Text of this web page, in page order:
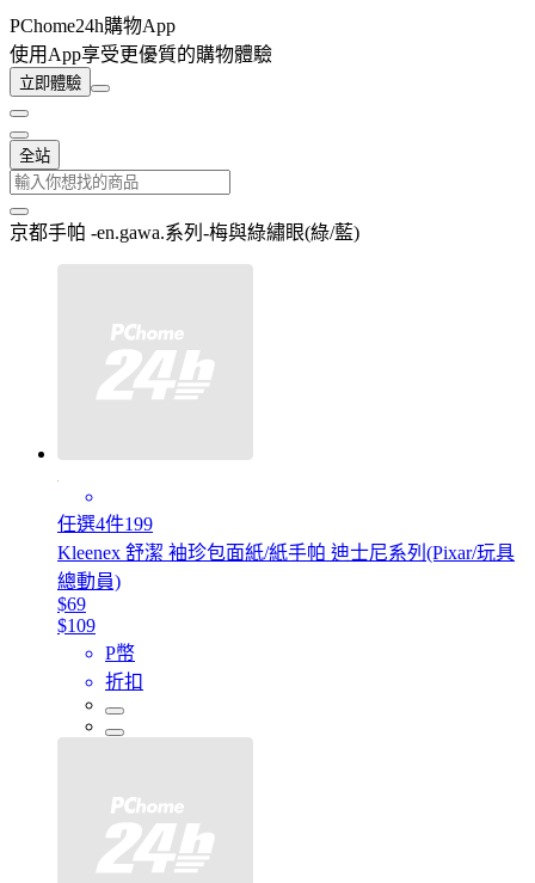
PChome24h購物App
使用App享受更優質的購物體驗
立即體驗
全站
京都手帕 -en.gawa.系列-梅與綠繡眼(綠/藍)
任選4件199
Kleenex 舒潔 袖珍包面紙/紙手帕 迪士尼系列(Pixar/玩具
總動員)
$69
$109
P幣
折扣